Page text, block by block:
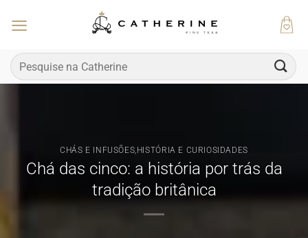
Pesquisar
por:
CHÁS E INFUSÕES,HISTÓRIA E CURIOSIDADES
Chá das cinco: a história por trás da
tradição britânica